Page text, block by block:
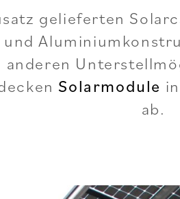
gelieferten
Solarmodule
ab.